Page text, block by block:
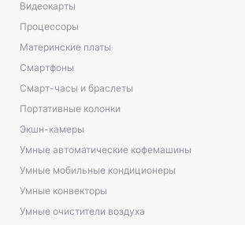
Видеокарты
Процессоры
Материнские платы
Смартфоны
Смарт-часы и браслеты
Портативные колонки
Экшн-камеры
Умные автоматические кофемашины
Умные мобильные кондиционеры
Умные конвекторы
Умные очистители воздуха